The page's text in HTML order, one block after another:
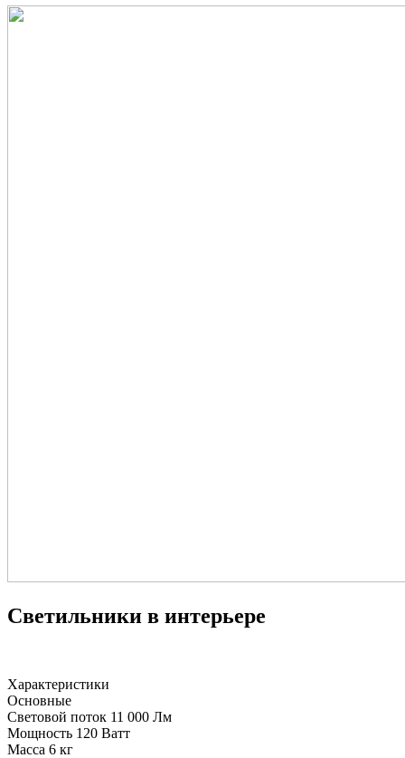
Светильники в интерьере
Характеристики
Основные
Световой поток 11 000 Лм
Мощность 120 Ватт
Масса 6 кг